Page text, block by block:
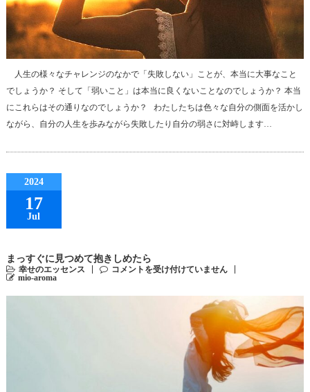
人生の様々なチャレンジのなかで「失敗しない」ことが、本当に大事なこと
でしょうか？ そして「弱いこと」は本当に良くないことなのでしょうか？ 本当
にこれらはその通りなのでしょうか？ わたしたちは色々な自分の側面を活かし
ながら、自分の人生を歩みながら失敗したり自分の弱さに対峙します…
2024
17
Jul
まっすぐに見つめて抱きしめたら
幸せのエッセンス
コメントを受け付けていません
mio-aroma